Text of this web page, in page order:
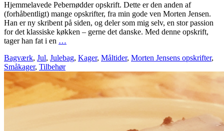
Hjemmelavede Pebernødder opskrift. Dette er den anden af
(forhåbentligt) mange opskrifter, fra min gode ven Morten Jensen.
Han er ny skribent på siden, og deler som mig selv, en stor passion
for det klassiske køkken – gerne det danske. Med denne opskrift,
tager han fat i en …
Bagværk, Jul, Julebag, Kager, Måltider, Morten Jensens opskrifter,
Småkager, Tilbehør